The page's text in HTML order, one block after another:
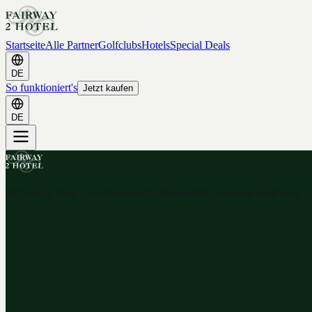
StartseiteAlle PartnerGolfclubsHotelsSpecial Deals
DE
So funktioniert's Jetzt kaufen
DE